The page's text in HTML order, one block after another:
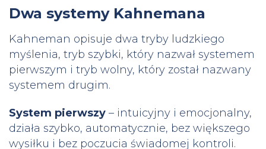
Dwa systemy Kahnemana
Kahneman opisuje dwa tryby ludzkiego
myślenia, tryb szybki, który nazwał systemem
pierwszym i tryb wolny, który został nazwany
systemem drugim.
System pierwszy – intuicyjny i emocjonalny,
działa szybko, automatycznie, bez większego
wysiłku i bez poczucia świadomej kontroli.